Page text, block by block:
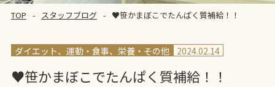
TOP スタッフブログ ♥笹かまぼこでたんぱく質補給！！
ダイエット、運動 食事、栄養 その他 2024.02.14
♥笹かまぼこでたんぱく質補給！！